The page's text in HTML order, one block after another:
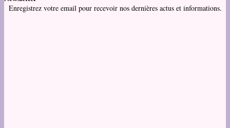
Enregistrez votre email pour recevoir nos dernières actus et informations.